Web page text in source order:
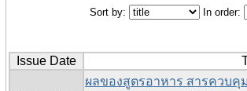
Sort by: In order:
Issue Date
ผลของสูตรอาหาร สารควบคุ